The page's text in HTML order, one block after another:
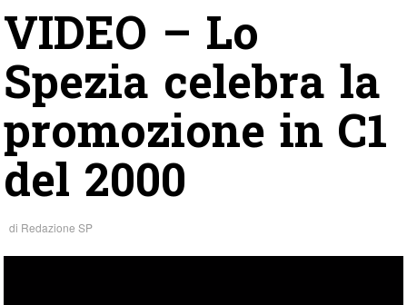
VIDEO – Lo
Spezia celebra la
promozione in C1
del 2000
di Redazione SP